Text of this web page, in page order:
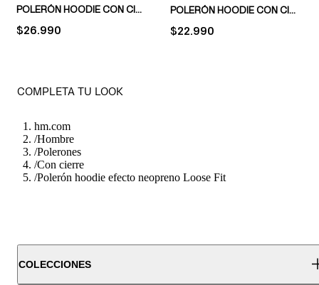
POLERÓN HOODIE CON CIERRE OVERSIZED FIT
PRICE:
$26.990
POLERÓN HOODIE CON CIERRE LOOSE FIT
PRICE:
$22.990
COMPLETA TU LOOK
hm.com
/Hombre
/Polerones
/Con cierre
/Polerón hoodie efecto neopreno Loose Fit
COLECCIONES